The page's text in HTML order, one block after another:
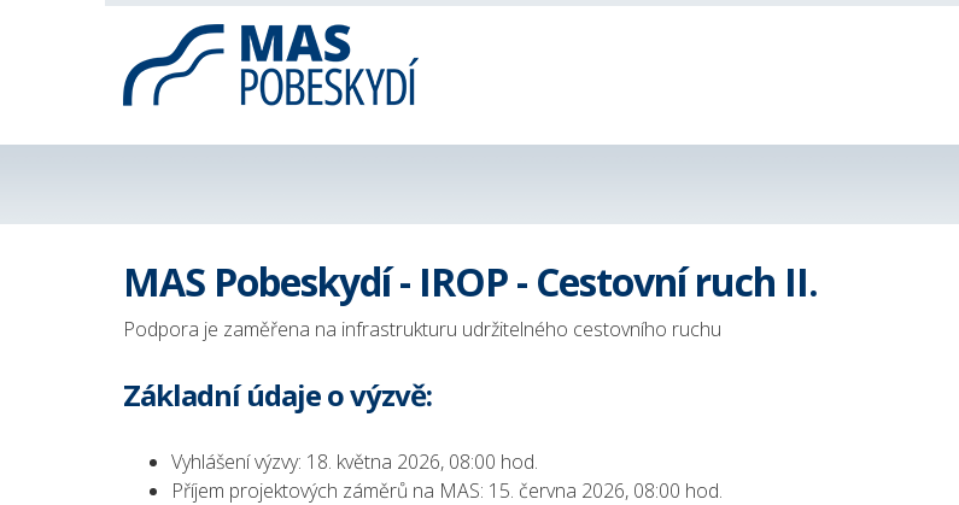
MAS Pobeskydí - IROP - Cestovní ruch II.
Podpora je zaměřena na infrastrukturu udržitelného cestovního ruchu
Základní údaje o výzvě:
Vyhlášení výzvy: 18. května 2026, 08:00 hod.
Příjem projektových záměrů na MAS: 15. června 2026, 08:00 hod.